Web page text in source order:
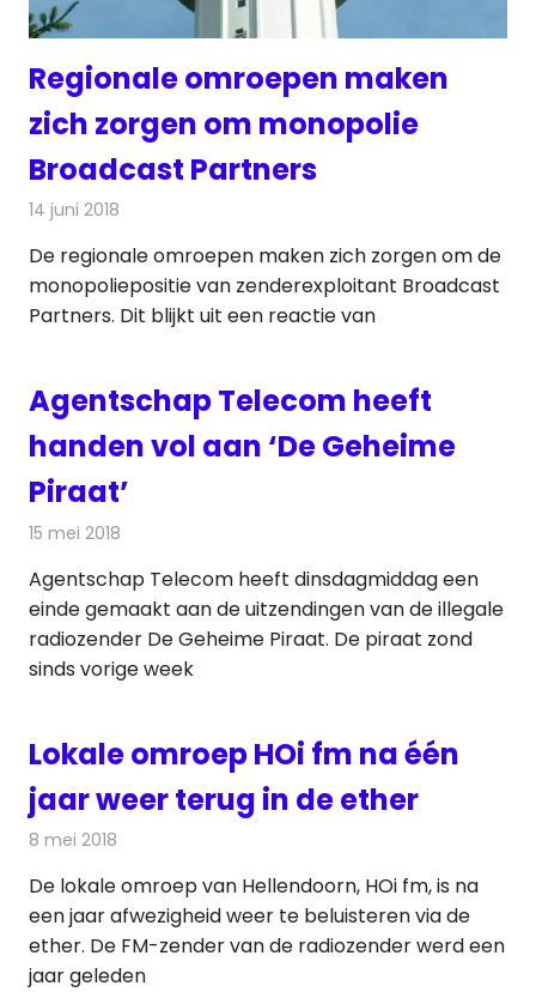
Regionale omroepen maken
zich zorgen om monopolie
Broadcast Partners
14 juni 2018
De regionale omroepen maken zich zorgen om de
monopoliepositie van zenderexploitant Broadcast
Partners. Dit blijkt uit een reactie van
Agentschap Telecom heeft
handen vol aan ‘De Geheime
Piraat’
15 mei 2018
Agentschap Telecom heeft dinsdagmiddag een
einde gemaakt aan de uitzendingen van de illegale
radiozender De Geheime Piraat. De piraat zond
sinds vorige week
Lokale omroep HOi fm na één
jaar weer terug in de ether
8 mei 2018
De lokale omroep van Hellendoorn, HOi fm, is na
een jaar afwezigheid weer te beluisteren via de
ether. De FM-zender van de radiozender werd een
jaar geleden